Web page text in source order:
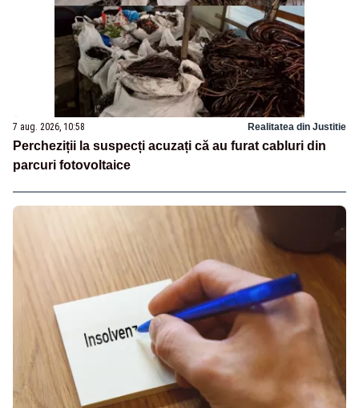
7 aug. 2026, 10:58 Realitatea din Justitie
Percheziții la suspecți acuzați că au furat cabluri din
parcuri fotovoltaice